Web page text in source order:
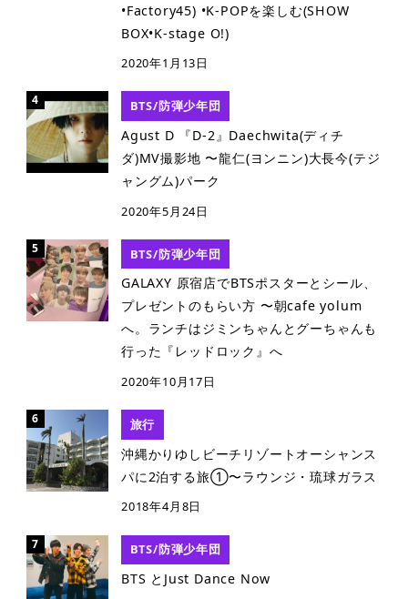
•Factory45) •K-POPを楽しむ(SHOW
BOX•K-stage O!)
2020年1月13日
BTS/防弾少年団
Agust D 『D-2』Daechwita(ディチ
ダ)MV撮影地 〜龍仁(ヨンニン)大長今(テジ
ャングム)パーク
2020年5月24日
BTS/防弾少年団
GALAXY 原宿店でBTSポスターとシール、
プレゼントのもらい方 〜朝cafe yolum
へ。ランチはジミンちゃんとグーちゃんも
行った『レッドロック』へ
2020年10月17日
旅行
沖縄かりゆしビーチリゾートオーシャンス
パに2泊する旅①〜ラウンジ・琉球ガラス
2018年4月8日
BTS/防弾少年団
BTS とJust Dance Now